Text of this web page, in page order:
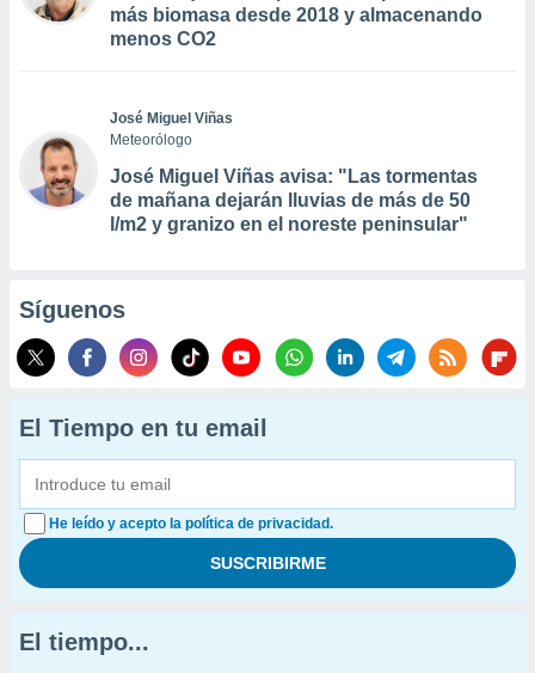
más biomasa desde 2018 y almacenando
menos CO2
José Miguel Viñas
Meteorólogo
José Miguel Viñas avisa: "Las tormentas
de mañana dejarán lluvias de más de 50
l/m2 y granizo en el noreste peninsular"
Síguenos
El Tiempo en tu email
He leído y acepto la política de privacidad.
El tiempo...